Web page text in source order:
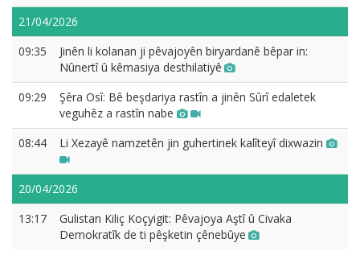
21/04/2026
09:35
Jinên li kolanan ji pêvajoyên biryardanê bêpar in:
Nûnertî û kêmasiya desthilatiyê
09:29
Şêra Osî: Bê beşdariya rastîn a jinên Sûrî edaletek
veguhêz a rastîn nabe
08:44
Li Xezayê namzetên jin guhertinek kalîteyî dixwazin
20/04/2026
13:17
Gulistan Kiliç Koçyigit: Pêvajoya Aştî û Civaka
Demokratîk de ti pêşketin çênebûye